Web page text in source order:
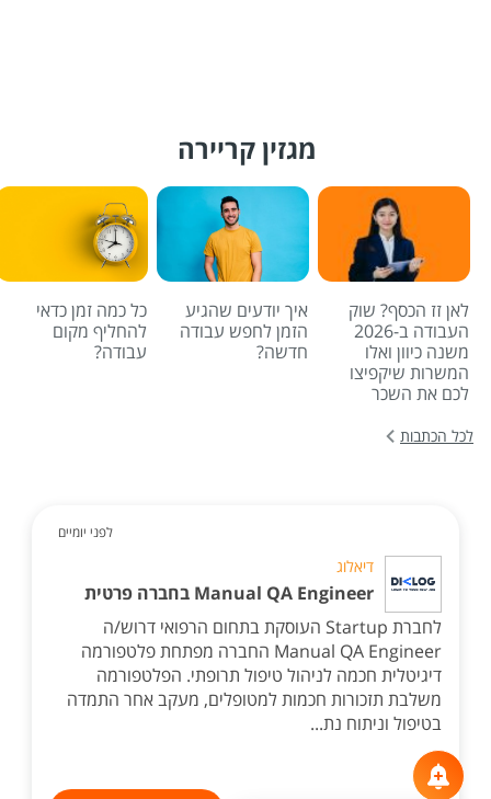
מגזין קריירה
לאן זז הכסף? שוק
העבודה ב-2026
משנה כיוון ואלו
המשרות שיקפיצו
לכם את השכר
איך יודעים שהגיע
הזמן לחפש עבודה
חדשה?
כל כמה זמן כדאי
להחליף מקום
עבודה?
לכל הכתבות
לפני יומיים
דיאלוג
Manual QA Engineer בחברה פרטית
לחברת Startup העוסקת בתחום הרפואי דרוש/ה
Manual QA Engineer החברה מפתחת פלטפורמה
דיגיטלית חכמה לניהול טיפול תרופתי. הפלטפורמה
משלבת תזכורות חכמות למטופלים, מעקב אחר התמדה
בטיפול וניתוח נת...